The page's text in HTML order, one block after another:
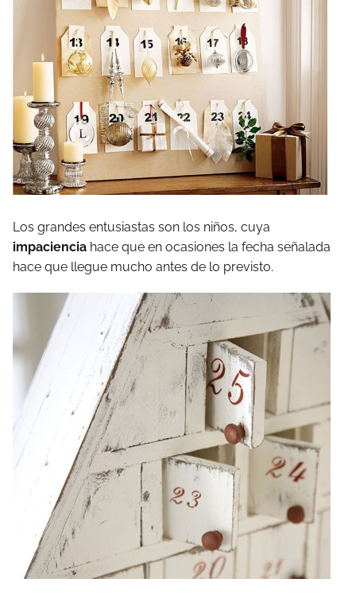
Los grandes entusiastas son los niños, cuya
impaciencia hace que en ocasiones la fecha señalada
hace que llegue mucho antes de lo previsto.